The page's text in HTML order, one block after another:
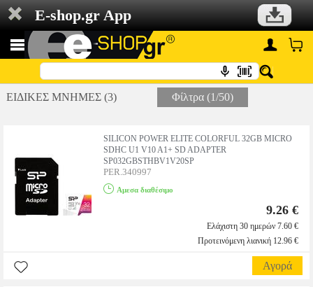
E-shop.gr App
ΕΙΔΙΚΕΣ ΜΝΗΜΕΣ (3) Φίλτρα (1/50)
SILICON POWER ELITE COLORFUL 32GB MICRO
SDHC U1 V10 A1+ SD ADAPTER
SP032GBSTHBV1V20SP
PER.340997
Αμεσα διαθέσιμο
9.26 €
Ελάχιστη 30 ημερών 7.60 €
Προτεινόμενη λιανική 12.96 €
Αγορά